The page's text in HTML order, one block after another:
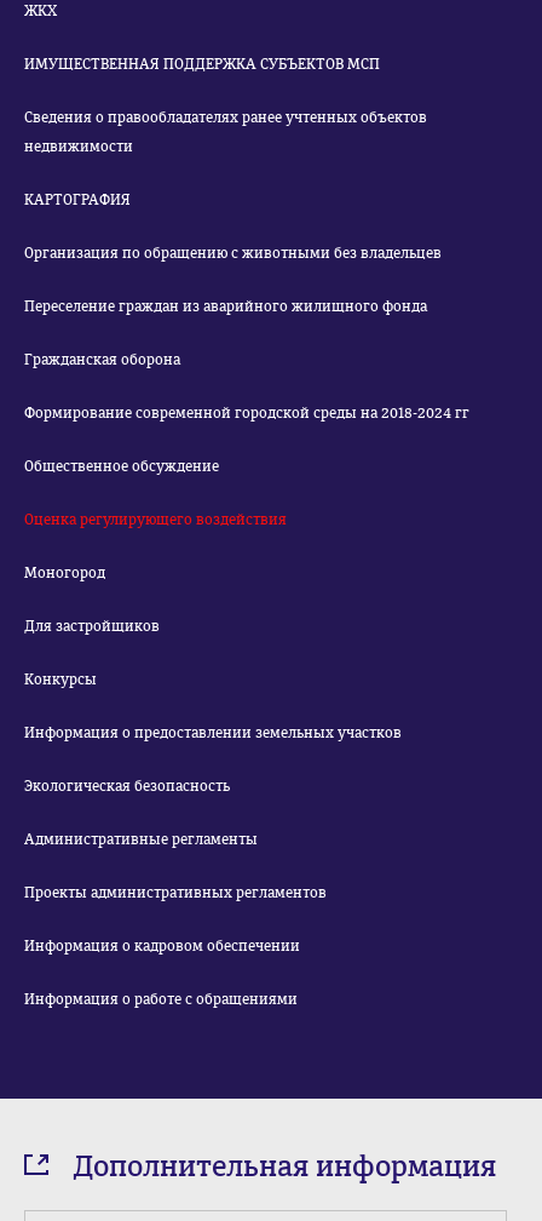
ЖКХ
ИМУЩЕСТВЕННАЯ ПОДДЕРЖКА СУБЪЕКТОВ МСП
Сведения о правообладателях ранее учтенных объектов
недвижимости
КАРТОГРАФИЯ
Организация по обращению с животными без владельцев
Переселение граждан из аварийного жилищного фонда
Гражданская оборона
Формирование современной городской среды на 2018-2024 гг
Общественное обсуждение
Оценка регулирующего воздействия
Моногород
Для застройщиков
Конкурсы
Информация о предоставлении земельных участков
Экологическая безопасность
Административные регламенты
Проекты административных регламентов
Информация о кадровом обеспечении
Информация о работе с обращениями
Дополнительная информация